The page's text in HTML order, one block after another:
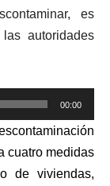
es
autoridades
00:00
cuatro medidas
de viviendas,